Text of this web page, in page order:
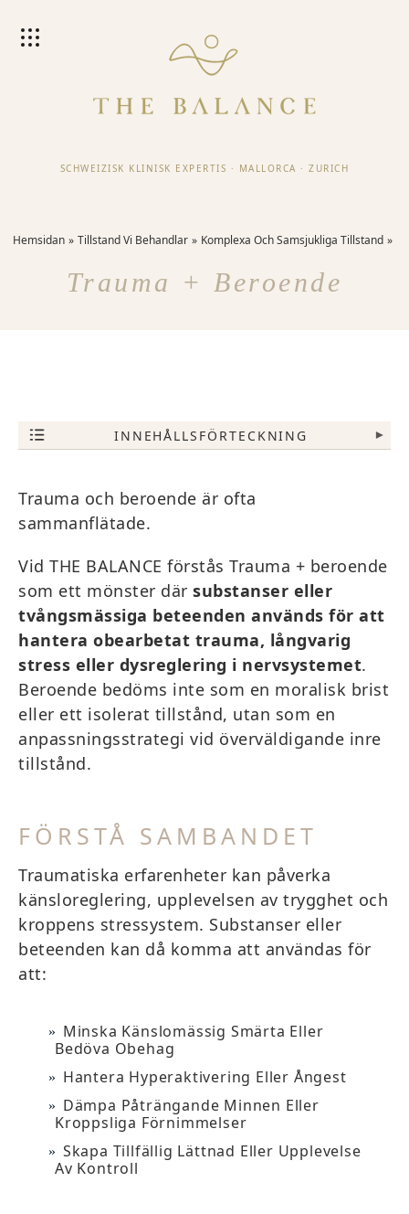
SCHWEIZISK KLINISK EXPERTIS · MALLORCA · ZURICH
Hemsidan Tillstand Vi Behandlar Komplexa Och Samsjukliga Tillstand
Trauma + Beroende
INNEHÅLLSFÖRTECKNING ▾
Trauma och beroende är ofta
sammanflätade.
Vid THE BALANCE förstås Trauma + beroende
som ett mönster där substanser eller
tvångsmässiga beteenden används för att
hantera obearbetat trauma, långvarig
stress eller dysreglering i nervsystemet.
Beroende bedöms inte som en moralisk brist
eller ett isolerat tillstånd, utan som en
anpassningsstrategi vid överväldigande inre
tillstånd.
FÖRSTÅ SAMBANDET
Traumatiska erfarenheter kan påverka
känsloreglering, upplevelsen av trygghet och
kroppens stressystem. Substanser eller
beteenden kan då komma att användas för
att:
Minska Känslomässig Smärta Eller
Bedöva Obehag
Hantera Hyperaktivering Eller Ångest
Dämpa Påträngande Minnen Eller
Kroppsliga Förnimmelser
Skapa Tillfällig Lättnad Eller Upplevelse
Av Kontroll